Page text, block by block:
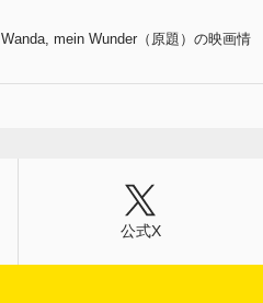
Wanda, mein Wunder（原題）の映画情
公式X